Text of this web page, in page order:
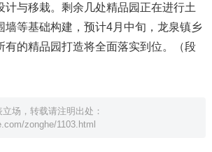
计与移栽。剩余几处精品园正在进行土
墙等基础构建，预计4月中旬，龙泉镇乡
有的精品园打造将全面落实到位。（段
场，转载请注明出处：
zonghe/1103.html